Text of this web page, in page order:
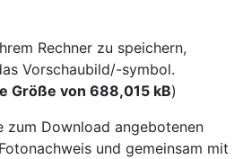
Rechner zu speichern,
Vorschaubild/-symbol.
Größe von 688,015 kB)
zum Download angebotenen
und gemeinsam mit